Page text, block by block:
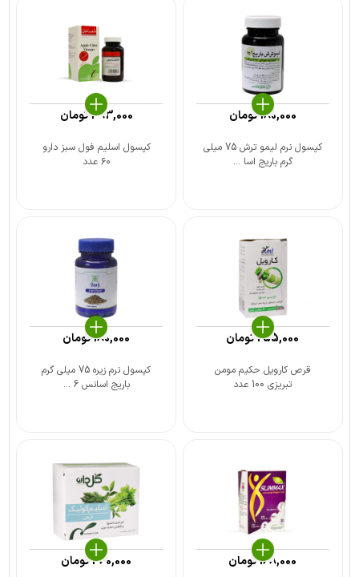
کپسول نرم لیمو ترش 75 میلی
گرم باریج اسا ...
180,000تومان
کپسول اسلیم فول سبز دارو
۶۰ عدد
393,000تومان
قرص کارویل حکیم مومن
تبریزی 100 عدد
255,000تومان
کپسول نرم زیره 75 میلی گرم
باریج اسانس 6 ...
180,000تومان
168,000تومان 360,000تومان